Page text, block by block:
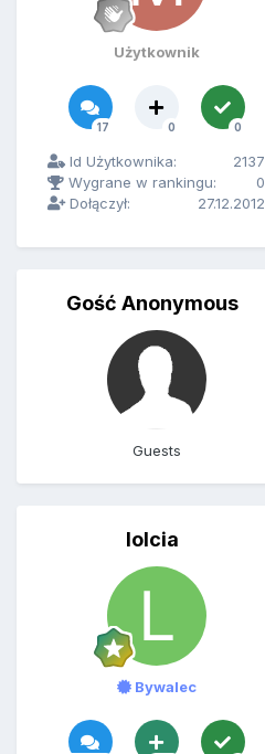
Użytkownik
17 0 0
Id Użytkownika:
2137
Wygrane w rankingu:
0
Dołączył:
27.12.2012
Gość Anonymous
Guests
lolcia
Bywalec